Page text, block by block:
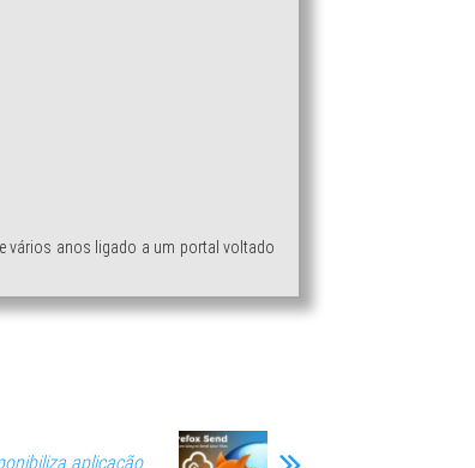
vários anos ligado a um portal voltado
aplicação